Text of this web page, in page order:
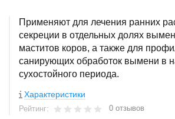
Применяют для лечения ранних
секреции в отдельных долях
маститов коров, а также для
санирующих обработок вымени в
сухостойного периода.
Характеристики
Рейтинг: 0 отзывов